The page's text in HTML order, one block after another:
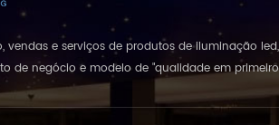
vendas e serviços de produtos de iluminação
de negócio e modelo de "qualidade em